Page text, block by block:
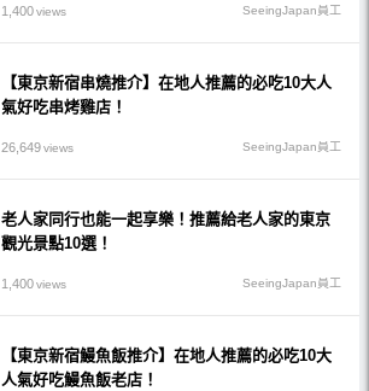
1,400views SeeingJapan員工
【東京新宿串燒推介】在地人推薦的必吃10大人
氣好吃串烤雞店！
26,649views SeeingJapan員工
老人家同行也能一起享樂！推薦給老人家的東京
觀光景點10選！
1,400views SeeingJapan員工
【東京新宿鰻魚飯推介】在地人推薦的必吃10大
人氣好吃鰻魚飯老店！